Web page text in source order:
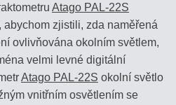
Atago PAL-22S
zjistili, zda naměřená
ovlivňována okolním světlem,
velmi levné digitální
Atago PAL-22S okolní světlo
vnitřním osvětlením se